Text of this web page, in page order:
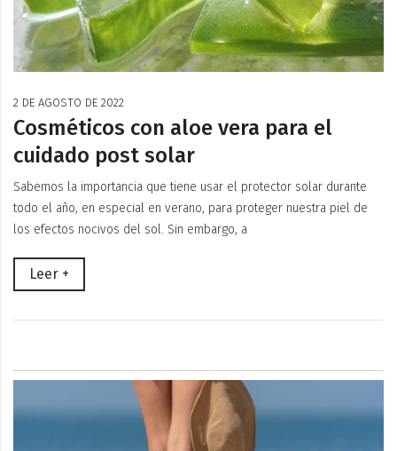
2 DE AGOSTO DE 2022
Cosméticos con aloe vera para el
cuidado post solar
Sabemos la importancia que tiene usar el protector solar durante
todo el año, en especial en verano, para proteger nuestra piel de
los efectos nocivos del sol. Sin embargo, a
Leer +